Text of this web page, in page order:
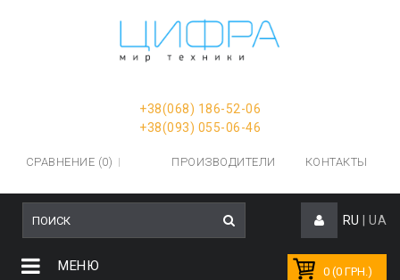
+38(068) 186-52-06
+38(093) 055-06-46
СРАВНЕНИЕ (0) ПРОИЗВОДИТЕЛИ КОНТАКТЫ
RU UA
0 (0 ГРН.)
МЕНЮ